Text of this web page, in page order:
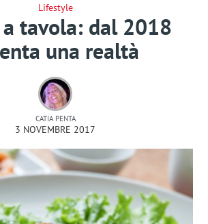
Lifestyle
tavola: dal 2018
una realtà
CATIA PENTA
3 NOVEMBRE 2017